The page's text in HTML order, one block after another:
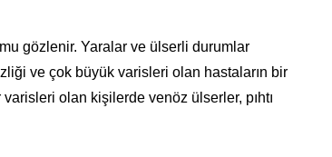
gözlenir. Yaralar ve ülserli durumlar
ve çok büyük varisleri olan hastaların bir
olan kişilerde venöz ülserler, pıhtı